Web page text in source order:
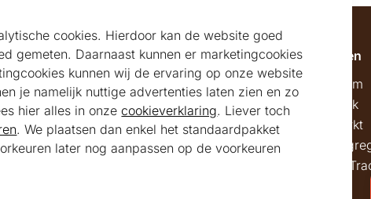
Helpdesk
Veelgestelde vragen
Klantenservice
Bel ons
085 301 22 55 (NL)
Algemeen
Showroom
Maatwerk
Kerstmarkt
Track &
cookies. Hierdoor kan de website goed
gemeten. Daarnaast kunnen er marketingcookies
kunnen wij de ervaring op onze website
je namelijk nuttige advertenties laten zien en zo
hier alles in onze cookieverklaring. Liever toch
. We plaatsen dan enkel het standaardpakket
later nog aanpassen op de voorkeuren